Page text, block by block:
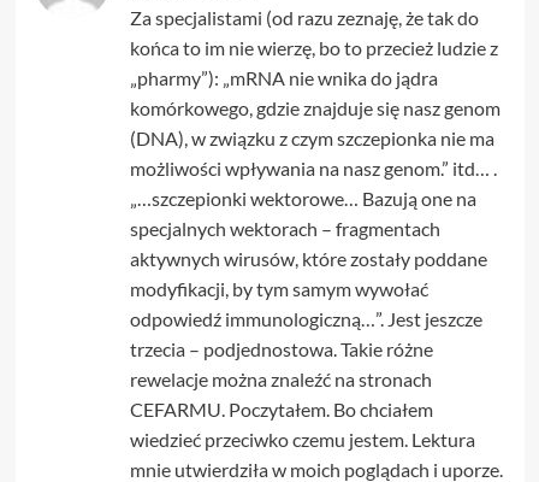
Za specjalistami (od razu zeznaję, że tak do
końca to im nie wierzę, bo to przecież ludzie z
„pharmy”): „mRNA nie wnika do jądra
komórkowego, gdzie znajduje się nasz genom
(DNA), w związku z czym szczepionka nie ma
możliwości wpływania na nasz genom.” itd… .
„…szczepionki wektorowe… Bazują one na
specjalnych wektorach – fragmentach
aktywnych wirusów, które zostały poddane
modyfikacji, by tym samym wywołać
odpowiedź immunologiczną…”. Jest jeszcze
trzecia – podjednostowa. Takie różne
rewelacje można znaleźć na stronach
CEFARMU. Poczytałem. Bo chciałem
wiedzieć przeciwko czemu jestem. Lektura
mnie utwierdziła w moich poglądach i uporze.